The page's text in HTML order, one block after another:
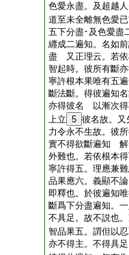
色愛永盡。及超越
道至未全離無色愛
五下分盡･及色愛盡
纒成二遍知。名如
盡 又正理云。若依
智起時。彼所有斷
寧許根本果唯有五
斷法斷。得彼遍知
亦得彼名 以漸次得
上立 5 彼名故。又
力令永不生故。彼
實不得欲斷遍知 解
外難也。若依根本
寧許得五。理應兼
品果應六。義顯不
即釋也。於彼遍知
斷爲下分盡遍知。
不具足。故不説也
智品果五。謂但以
亦不得主。不得具